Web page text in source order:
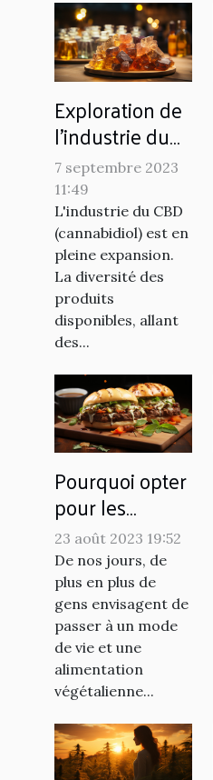
Exploration de
l'industrie du
CBD : un
aperçu du
marché des
résines et du
hash
7 septembre 2023
11:49
L'industrie du CBD
(cannabidiol) est en
pleine expansion.
La diversité des
produits
disponibles, allant
des...
Pourquoi opter
pour les
recettes vegan
?
23 août 2023 19:52
De nos jours, de
plus en plus de
gens envisagent de
passer à un mode
de vie et une
alimentation
végétalienne...